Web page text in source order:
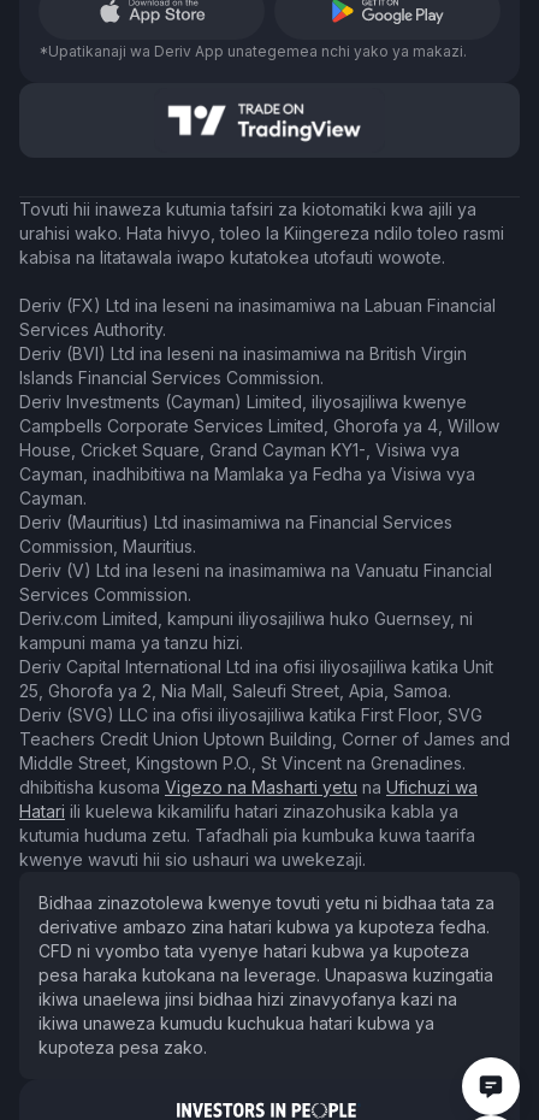
*Upatikanaji wa Deriv App unategemea nchi yako ya makazi.
Tovuti hii inaweza kutumia tafsiri za kiotomatiki kwa ajili ya
urahisi wako. Hata hivyo, toleo la Kiingereza ndilo toleo rasmi
kabisa na litatawala iwapo kutatokea utofauti wowote.
Deriv (FX) Ltd ina leseni na inasimamiwa na Labuan Financial
Services Authority.
Deriv (BVI) Ltd ina leseni na inasimamiwa na British Virgin
Islands Financial Services Commission.
Deriv Investments (Cayman) Limited, iliyosajiliwa kwenye
Campbells Corporate Services Limited, Ghorofa ya 4, Willow
House, Cricket Square, Grand Cayman KY1-, Visiwa vya
Cayman, inadhibitiwa na Mamlaka ya Fedha ya Visiwa vya
Cayman.
Deriv (Mauritius) Ltd inasimamiwa na Financial Services
Commission, Mauritius.
Deriv (V) Ltd ina leseni na inasimamiwa na Vanuatu Financial
Services Commission.
Deriv.com Limited, kampuni iliyosajiliwa huko Guernsey, ni
kampuni mama ya tanzu hizi.
Deriv Capital International Ltd ina ofisi iliyosajiliwa katika Unit
25, Ghorofa ya 2, Nia Mall, Saleufi Street, Apia, Samoa.
Deriv (SVG) LLC ina ofisi iliyosajiliwa katika First Floor, SVG
Teachers Credit Union Uptown Building, Corner of James and
Middle Street, Kingstown P.O., St Vincent na Grenadines.
dhibitisha kusoma Vigezo na Masharti yetu na Ufichuzi wa
Hatari ili kuelewa kikamilifu hatari zinazohusika kabla ya
kutumia huduma zetu. Tafadhali pia kumbuka kuwa taarifa
kwenye wavuti hii sio ushauri wa uwekezaji.
Bidhaa zinazotolewa kwenye tovuti yetu ni bidhaa tata za
derivative ambazo zina hatari kubwa ya kupoteza fedha.
CFD ni vyombo tata vyenye hatari kubwa ya kupoteza
pesa haraka kutokana na leverage. Unapaswa kuzingatia
ikiwa unaelewa jinsi bidhaa hizi zinavyofanya kazi na
ikiwa unaweza kumudu kuchukua hatari kubwa ya
kupoteza pesa zako.